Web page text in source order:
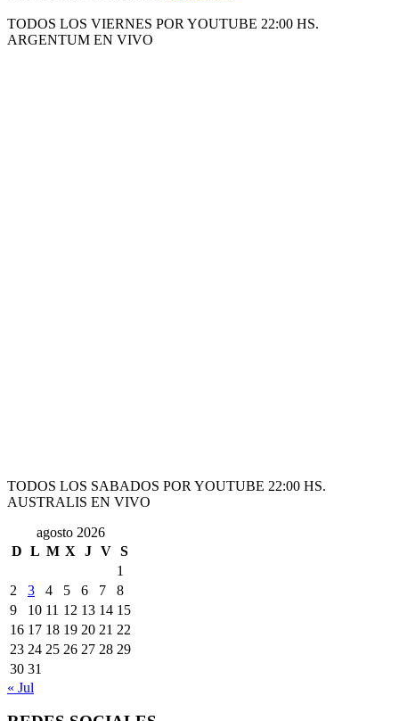
TODOS LOS VIERNES POR YOUTUBE 22:00 HS.
ARGENTUM EN VIVO
TODOS LOS SABADOS POR YOUTUBE 22:00 HS.
AUSTRALIS EN VIVO
agosto 2026
D L M X J V S
1
2
3 4 5 6 7
8
9
10 11 12 13 14 15
16 17 18 19 20 21 22
23 24 25 26 27 28 29
30 31
« Jul